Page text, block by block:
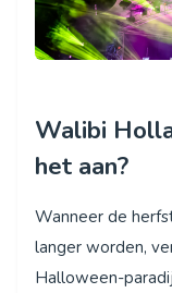
Walibi
het aan?
Wanneer de
langer worden,
Halloween-